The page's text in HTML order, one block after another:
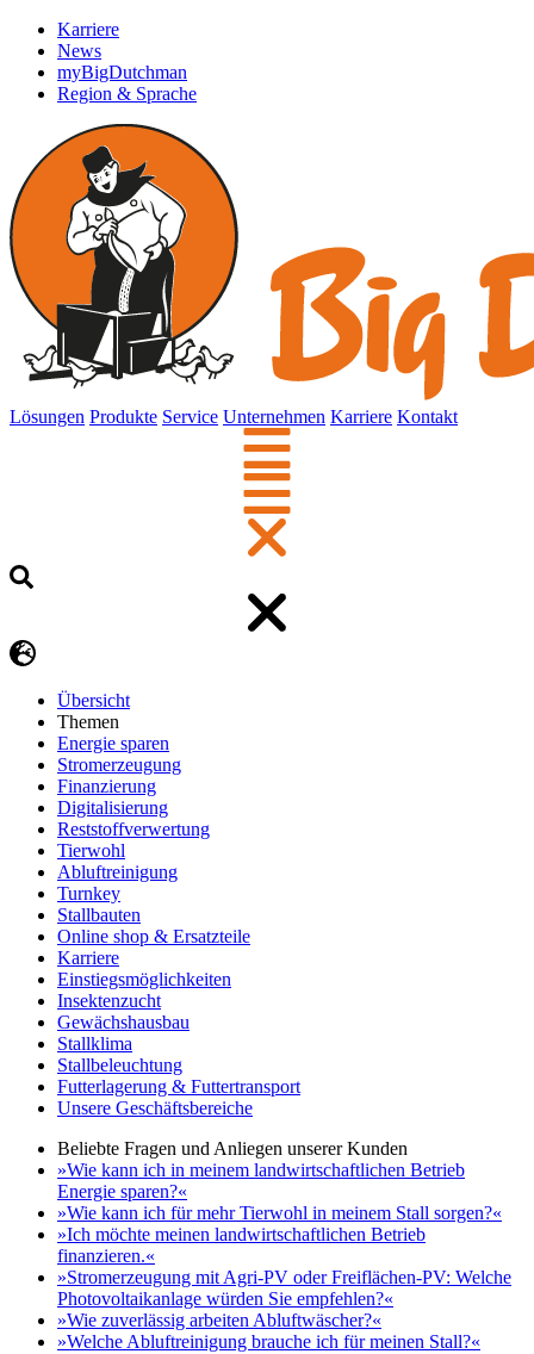
Karriere
News
myBigDutchman
Region & Sprache
Lösungen Produkte Service Unternehmen Karriere Kontakt
Übersicht
Themen
Energie sparen
Stromerzeugung
Finanzierung
Digitalisierung
Reststoffverwertung
Tierwohl
Abluftreinigung
Turnkey
Stallbauten
Online shop & Ersatzteile
Karriere
Einstiegsmöglichkeiten
Insektenzucht
Gewächshausbau
Stallklima
Stallbeleuchtung
Futterlagerung & Futtertransport
Unsere Geschäftsbereiche
Beliebte Fragen und Anliegen unserer Kunden
»Wie kann ich in meinem landwirtschaftlichen Betrieb
Energie sparen?«
»Wie kann ich für mehr Tierwohl in meinem Stall sorgen?«
»Ich möchte meinen landwirtschaftlichen Betrieb
finanzieren.«
»Stromerzeugung mit Agri-PV oder Freiflächen-PV: Welche
Photovoltaikanlage würden Sie empfehlen?«
»Wie zuverlässig arbeiten Abluftwäscher?«
»Welche Abluftreinigung brauche ich für meinen Stall?«